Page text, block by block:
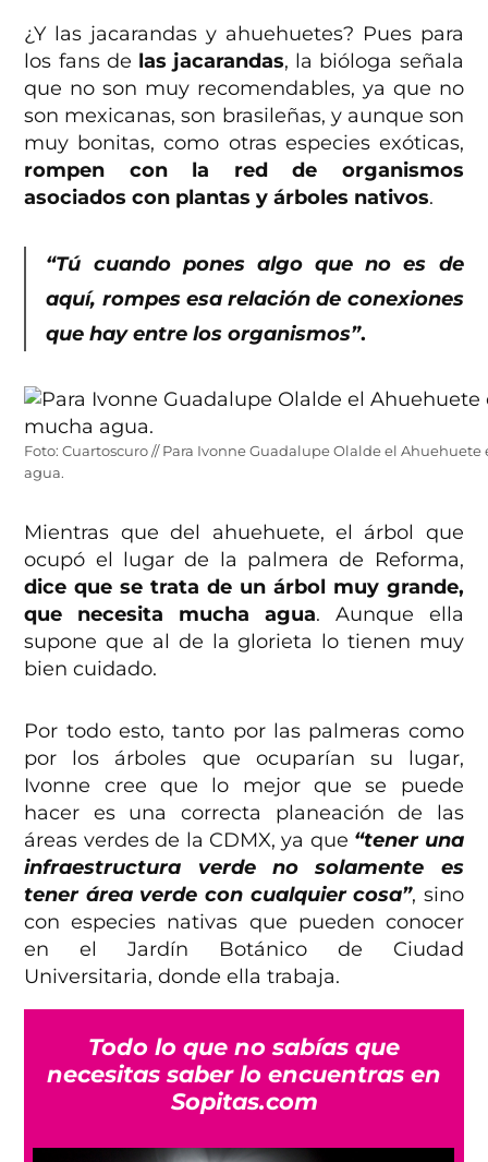
¿Y las jacarandas y ahuehuetes? Pues para
los fans de las jacarandas, la bióloga señala
que no son muy recomendables, ya que no
son mexicanas, son brasileñas, y aunque son
muy bonitas, como otras especies exóticas,
rompen con la red de organismos
asociados con plantas y árboles nativos.
“Tú cuando pones algo que no es de
aquí, rompes esa relación de conexiones
que hay entre los organismos”.
Foto: Cuartoscuro // Para Ivonne Guadalupe Olalde el
agua.
Mientras que del ahuehuete, el árbol que
ocupó el lugar de la palmera de Reforma,
dice que se trata de un árbol muy grande,
que necesita mucha agua. Aunque ella
supone que al de la glorieta lo tienen muy
bien cuidado.
Por todo esto, tanto por las palmeras como
por los árboles que ocuparían su lugar,
Ivonne cree que lo mejor que se puede
hacer es una correcta planeación de las
áreas verdes de la CDMX, ya que “tener una
infraestructura verde no solamente es
tener área verde con cualquier cosa”, sino
con especies nativas que pueden conocer
en el Jardín Botánico de Ciudad
Universitaria, donde ella trabaja.
Todo lo que no sabías que
necesitas saber lo encuentras en
Sopitas.com